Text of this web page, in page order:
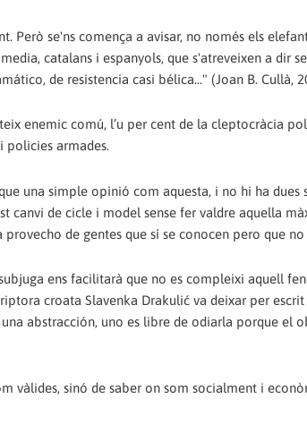
Però se'ns comença a avisar, no només els
catalans i espanyols, que s'atreveixen a dir
de resistencia casi bélica..." (Joan B. Cullà,
enemic comú, l’u per cent de la cleptocràcia
policies armades.
una simple opinió com aquesta, i no hi ha dues
canvi de cicle i model sense fer valdre aquella
de gentes que sí se conocen pero que no
ens facilitarà que no es compleixi aquell
croata Slavenka Drakulić va deixar per
abstracción, uno es libre de odiarla porque el
vàlides, sinó de saber on som socialment i